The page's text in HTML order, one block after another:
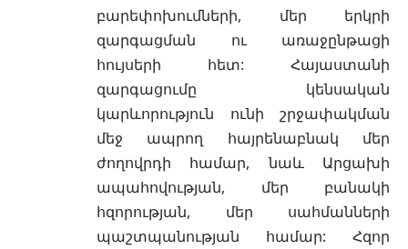
բարեփոխումների, մեր երկրի
զարգացման ու առաջընթացի
հույսերի հետ: Հայաստանի
զարգացումը կենսական
կարևորություն ունի շրջափակման
մեջ ապրող հայրենաբնակ մեր
ժողովրդի համար, նաև Արցախի
ապահովության, մեր բանակի
հզորության, մեր սահմանների
պաշտպանության համար: Հզոր